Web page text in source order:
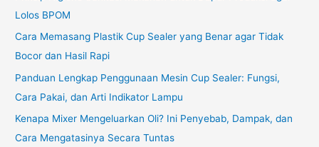
Lolos BPOM
Cara Memasang Plastik Cup Sealer yang Benar agar Tidak
Bocor dan Hasil Rapi
Panduan Lengkap Penggunaan Mesin Cup Sealer: Fungsi,
Cara Pakai, dan Arti Indikator Lampu
Kenapa Mixer Mengeluarkan Oli? Ini Penyebab, Dampak, dan
Cara Mengatasinya Secara Tuntas